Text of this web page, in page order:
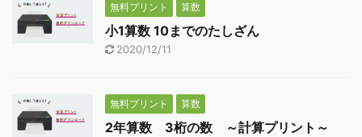
無料プリント 算数
小1算数 10までのたしざん
2020/12/11
無料プリント 算数
2年算数 3桁の数 ～計算プリント～